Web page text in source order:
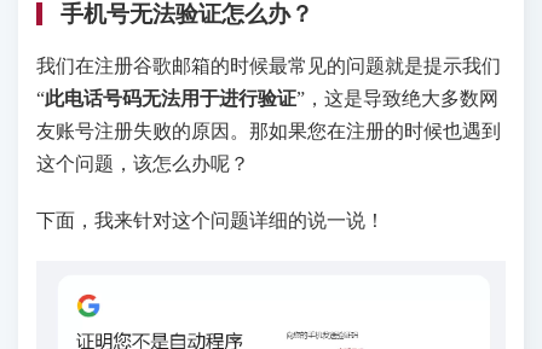
手机号无法验证怎么办？
我们在注册谷歌邮箱的时候最常见的问题就是提示我们
“此电话号码无法用于进行验证”，这是导致绝大多数网
友账号注册失败的原因。那如果您在注册的时候也遇到
这个问题，该怎么办呢？
下面，我来针对这个问题详细的说一说！